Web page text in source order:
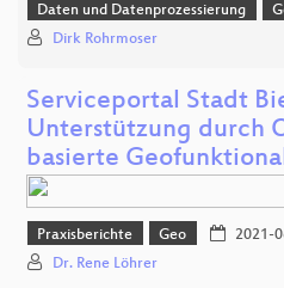
Daten und Datenprozessierung
Dirk Rohrmoser
Serviceportal Stadt
Unterstützung durch
basierte
Praxisberichte Geo 2021-
Dr. Rene Löhrer